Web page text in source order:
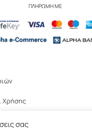
ΠΛΗΡΩΜΗ ΜΕ
Χρήσης
σας